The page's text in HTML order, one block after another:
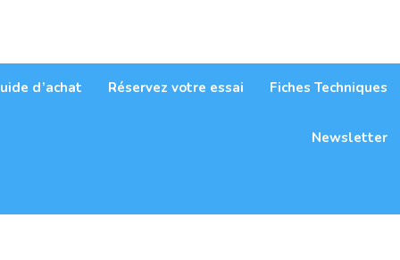
d’achat Réservez votre essai Fiches Techniques
Newsletter